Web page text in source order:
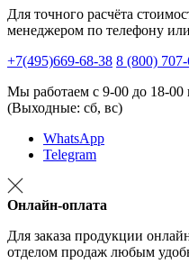
Для точного расчёта
менеджером по телефону
+7(495)669-68-38 8 (800)
Мы работаем с 9-00 до 18-00
(Выходные: сб, вс)
WhatsApp
Telegram
Онлайн-оплата
Для заказа продукции
отделом продаж любым